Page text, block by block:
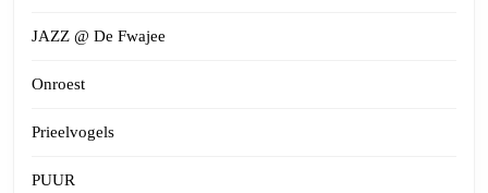
JAZZ @ De Fwajee
Onroest
Prieelvogels
PUUR